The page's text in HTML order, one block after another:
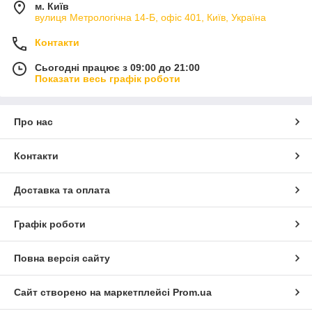
м. Київ
вулиця Метрологічна 14-Б, офіс 401, Київ, Україна
Контакти
Сьогодні працює з 09:00 до 21:00
Показати весь графік роботи
Про нас
Контакти
Доставка та оплата
Графік роботи
Повна версія сайту
Сайт створено на маркетплейсі Prom.ua